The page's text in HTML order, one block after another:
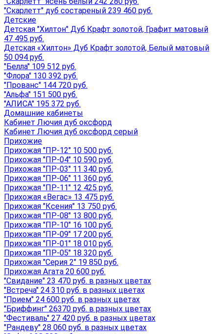
"Скарлетт" дуб состареный 239 460 руб.
Детские
Детская "Хилтон" Дуб Крафт золотой, Графит матовый
47 495 руб.
Детская «Хилтон» Дуб Крафт золотой, Белый матовый
50 094 руб.
"Белла" 109 512 руб.
"Флора" 130 392 руб.
"Прованс" 144 720 руб.
"Альфа" 151 500 руб.
"АЛИСА" 195 372 руб.
Домашние кабинеты
Кабинет Лючия дуб оксфорд
Кабинет Лючия дуб оксфорд серый
Прихожие
Прихожая "ПР-12" 10 500 руб.
Прихожая "ПР-04" 10 590 руб.
Прихожая "ПР-03" 11 340 руб.
Прихожая "ПР-06" 11 360 руб.
Прихожая "ПР-11" 12 425 руб.
Прихожая «Вегас» 13 475 руб.
Прихожая "Ксения" 13 750 руб.
Прихожая "ПР-08" 13 800 руб.
Прихожая "ПР-10" 16 100 руб.
Прихожая "ПР-09" 17 200 руб.
Прихожая "ПР-01" 18 010 руб.
Прихожая "ПР-05" 18 320 руб.
Прихожая "Серия 2" 19 850 руб.
Прихожая Агата 20 600 руб.
"Свидание" 23 470 руб. в разных цветах
"Встреча" 24 310 руб. в разных цветах
"Прием" 24 600 руб. в разных цветах
"Бриффинг" 26370 руб. в разных цветах
"Фестиваль" 27 420 руб. в разных цветах
"Рандеву" 28 060 руб. в разных цветах